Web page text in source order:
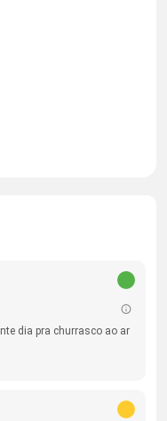
dia pra churrasco ao ar